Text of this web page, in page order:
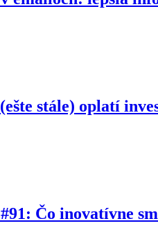
stále) oplatí
Čo inovatívne